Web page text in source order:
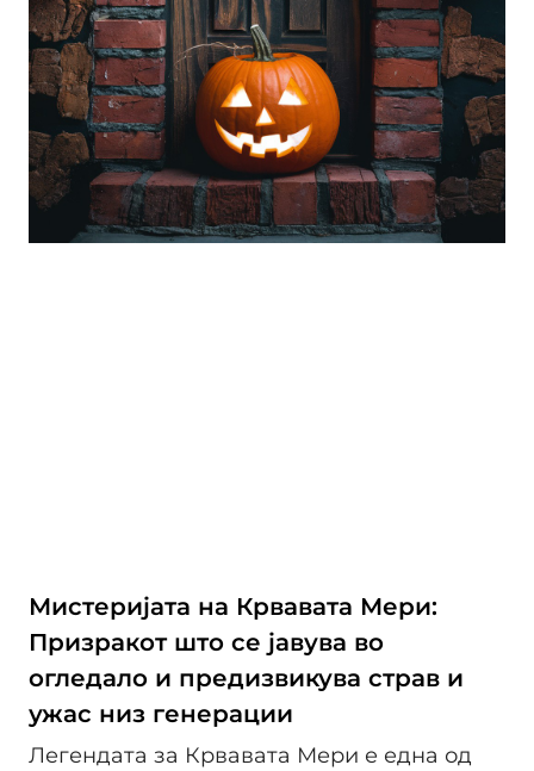
Мистеријата на Крвавата Мери:
Призракот што се јавува во
огледало и предизвикува страв и
ужас низ генерации
Легендата за Крвавата Мери е една од